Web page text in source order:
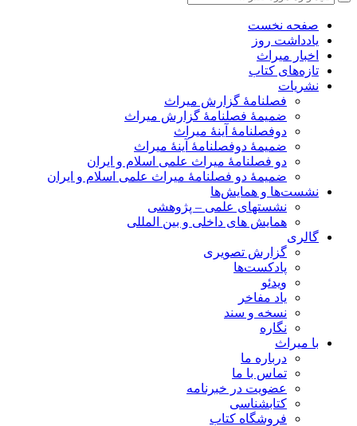
صفحه نخست
یادداشت روز
اخبار میراث
تازه‌های کتاب
نشریات
فصلنامۀ گزارش میراث
ضمیمۀ فصلنامۀ گزارش میراث
دوفصلنامۀ آینۀ میراث
ضمیمۀ دوفصلنامۀ آینۀ میراث
دو فصلنامۀ میراث علمی اسلام و ایران
ضمیمۀ دو فصلنامۀ میراث علمی اسلام و ایران
نشست‌ها و همایش‌ها
نشستهای علمی – پژوهشی
همایش های داخلی و بین المللی
گالری
گزارش تصویری
پادکست‌ها
ویدئو
یاد مفاخر
نسخه و سند
نگاره
با میراث
درباره ما
تماس با ما
عضویت در خبرنامه
کتابشناسی
فروشگاه کتاب